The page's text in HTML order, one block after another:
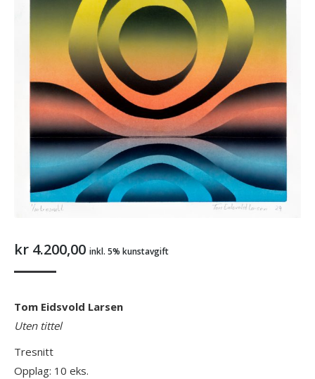
kr 4.200,00 inkl. 5% kunstavgift
Tom Eidsvold Larsen
Uten tittel
Tresnitt
Opplag: 10 eks.